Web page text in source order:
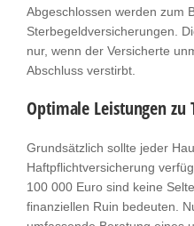
Abgeschlossen werden zum
Sterbegeldversicherungen.
nur, wenn der Versicherte
Abschluss verstirbt.
Optimale Leistungen zu
Grundsätzlich sollte jeder
Haftpflichtversicherung
100 000 Euro sind keine
finanziellen Ruin bedeuten.